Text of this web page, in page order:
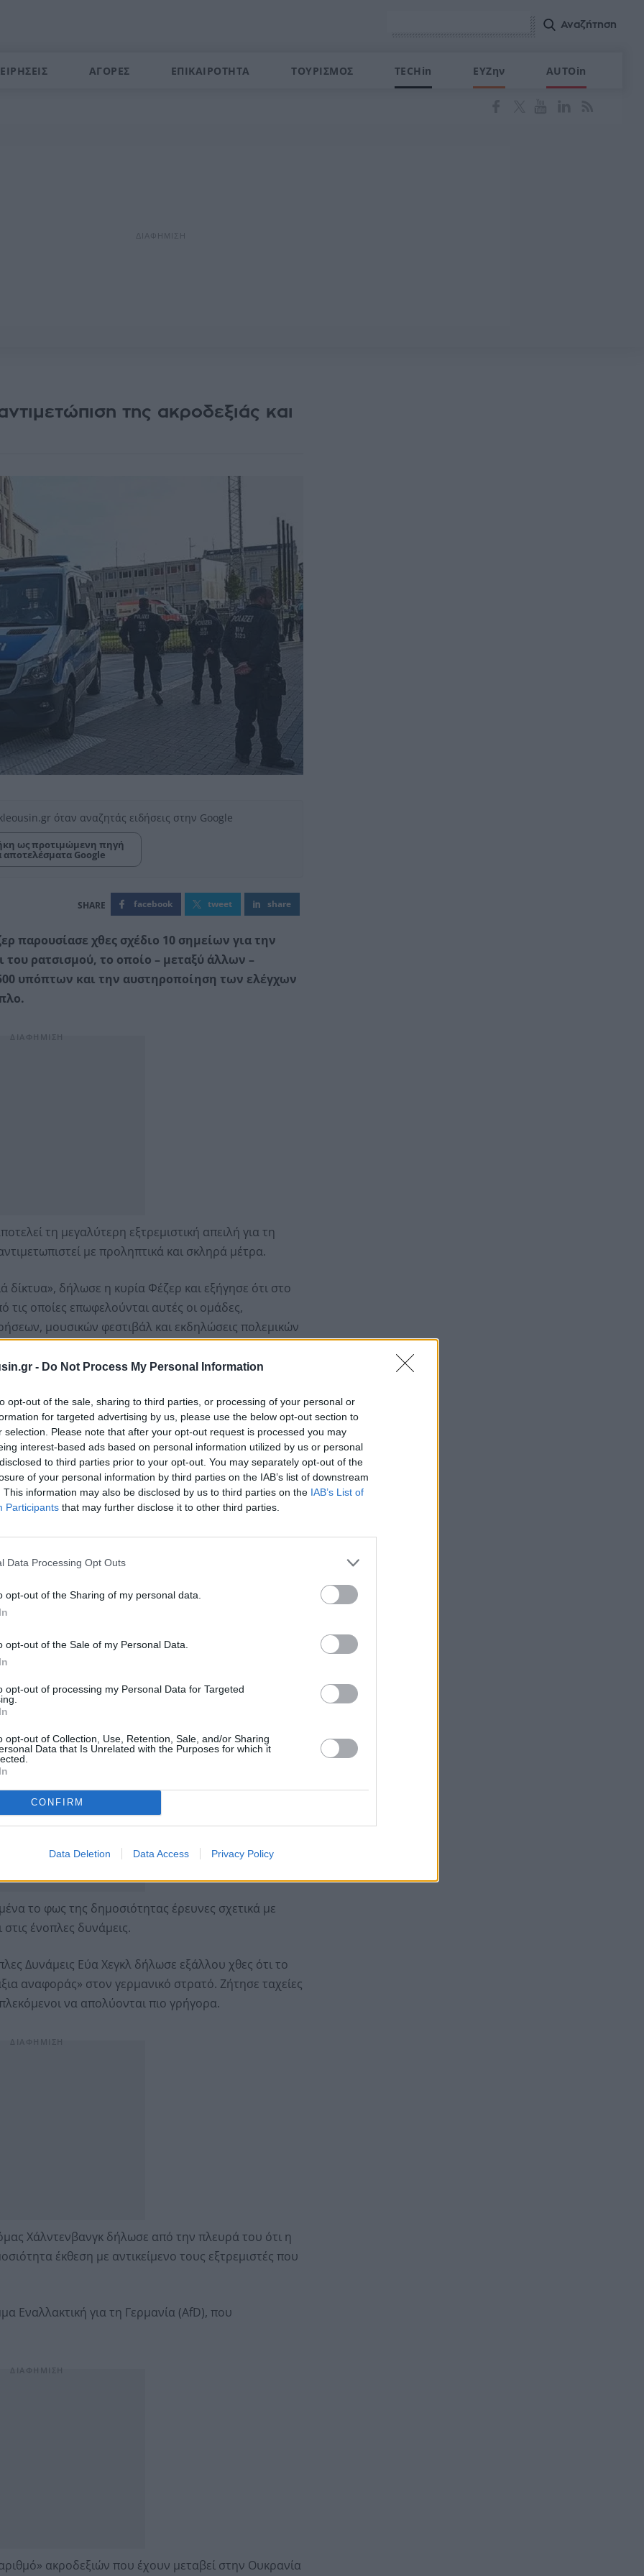
- Do Not Process My Personal Information
opt-out of the sale, sharing to third parties, or processing of your personal or
for targeted advertising by us, please use the below opt-out section to
selection. Please note that after your opt-out request is processed you may
interest-based ads based on personal information utilized by us or personal
to third parties prior to your opt-out. You may separately opt-out of the
of your personal information by third parties on the IAB’s list of downstream
This information may also be disclosed by us to third parties on the IAB’s List of
Participants that may further disclose it to other third parties.
Data Processing Opt Outs
opt-out of the Sharing of my personal data.
opt-out of the Sale of my Personal Data.
opt-out of processing my Personal Data for Targeted
opt-out of Collection, Use, Retention, Sale, and/or Sharing
Data that Is Unrelated with the Purposes for which it
CONFIRM
Data Deletion Data Access Privacy Policy
ΑΓΟΡΕΣ ΕΠΙΚΑΙΡΟΤΗΤΑ ΤΟΥΡΙΣΜΟΣ TECHin ΕΥΖην AUTOin
της ακροδεξιάς και
όταν αναζητάς ειδήσεις στην Google
ως προτιμώμενη πηγή
αποτελέσματα Google
facebook tweet share
παρουσίασε χθες σχέδιο 10 σημείων για την
του ρατσισμού, το οποίο – μεταξύ άλλων –
υπόπτων και την αυστηροποίηση των ελέγχων
τη μεγαλύτερη εξτρεμιστική απειλή για τη
με προληπτικά και σκληρά μέτρα.
δήλωσε η κυρία Φέζερ και εξήγησε ότι στο
τις οποίες επωφελούνται αυτές οι ομάδες,
μουσικών φεστιβάλ και εκδηλώσεις πολεμικών
να αφαιρέσουν τις άδειες οπλοκατοχής από
σχόλια από το Διαδίκτυο και να
απομάκρυνση εξτρεμιστών οι οποίοι εργάζονται
το φως της δημοσιότητας έρευνες σχετικά με
στις ένοπλες δυνάμεις.
Δυνάμεις Εύα Χεγκλ δήλωσε εξάλλου χθες ότι το
αναφοράς» στον γερμανικό στρατό. Ζήτησε ταχείες
να απολύονται πιο γρήγορα.
Χάλντενβανγκ δήλωσε από την πλευρά του ότι η
έκθεση με αντικείμενο τους εξτρεμιστές που
Εναλλακτική για τη Γερμανία (AfD), που
ακροδεξιών που έχουν μεταβεί στην Ουκρανία